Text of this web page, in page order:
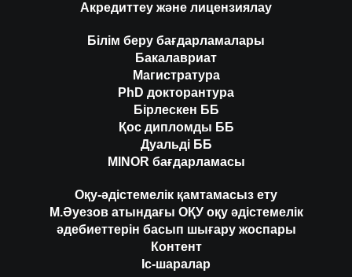
Акредиттеу және лицензиялау
Білім беру бағдарламалары
Бакалавриат
Магистратура
PhD докторантура
Бірлескен ББ
Қос дипломды ББ
Дуальді ББ
MINOR бағдарламасы
Оқу-әдістемелік қамтамасыз ету
М.Әуезов атындағы ОҚУ оқу әдістемелік
әдебиеттерін басып шығару жоспары
Контент
Іс-шаралар